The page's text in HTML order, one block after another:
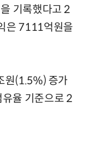
기록했다고 2
은 7111억원을
원(1.5%) 증가
율 기준으로 2